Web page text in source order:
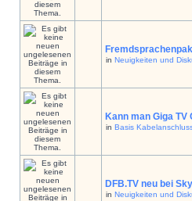
in Neuigkeiten und
Kann man Giga
in Basis
DFB.TV neu bei Sky
in Neuigkeiten und